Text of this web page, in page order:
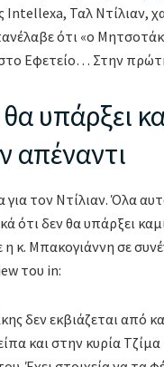
Intellexa, Ταλ Ντίλιαν,
ότι «ο
στο Εφετείο… Στην
υπάρξει
απέναντι
τον Ντίλιαν. Όλα
ότι δεν θα υπάρξει
κ. Μπακογιάννη σε
του in:
δεν εκβιάζεται από
και στην κυρία